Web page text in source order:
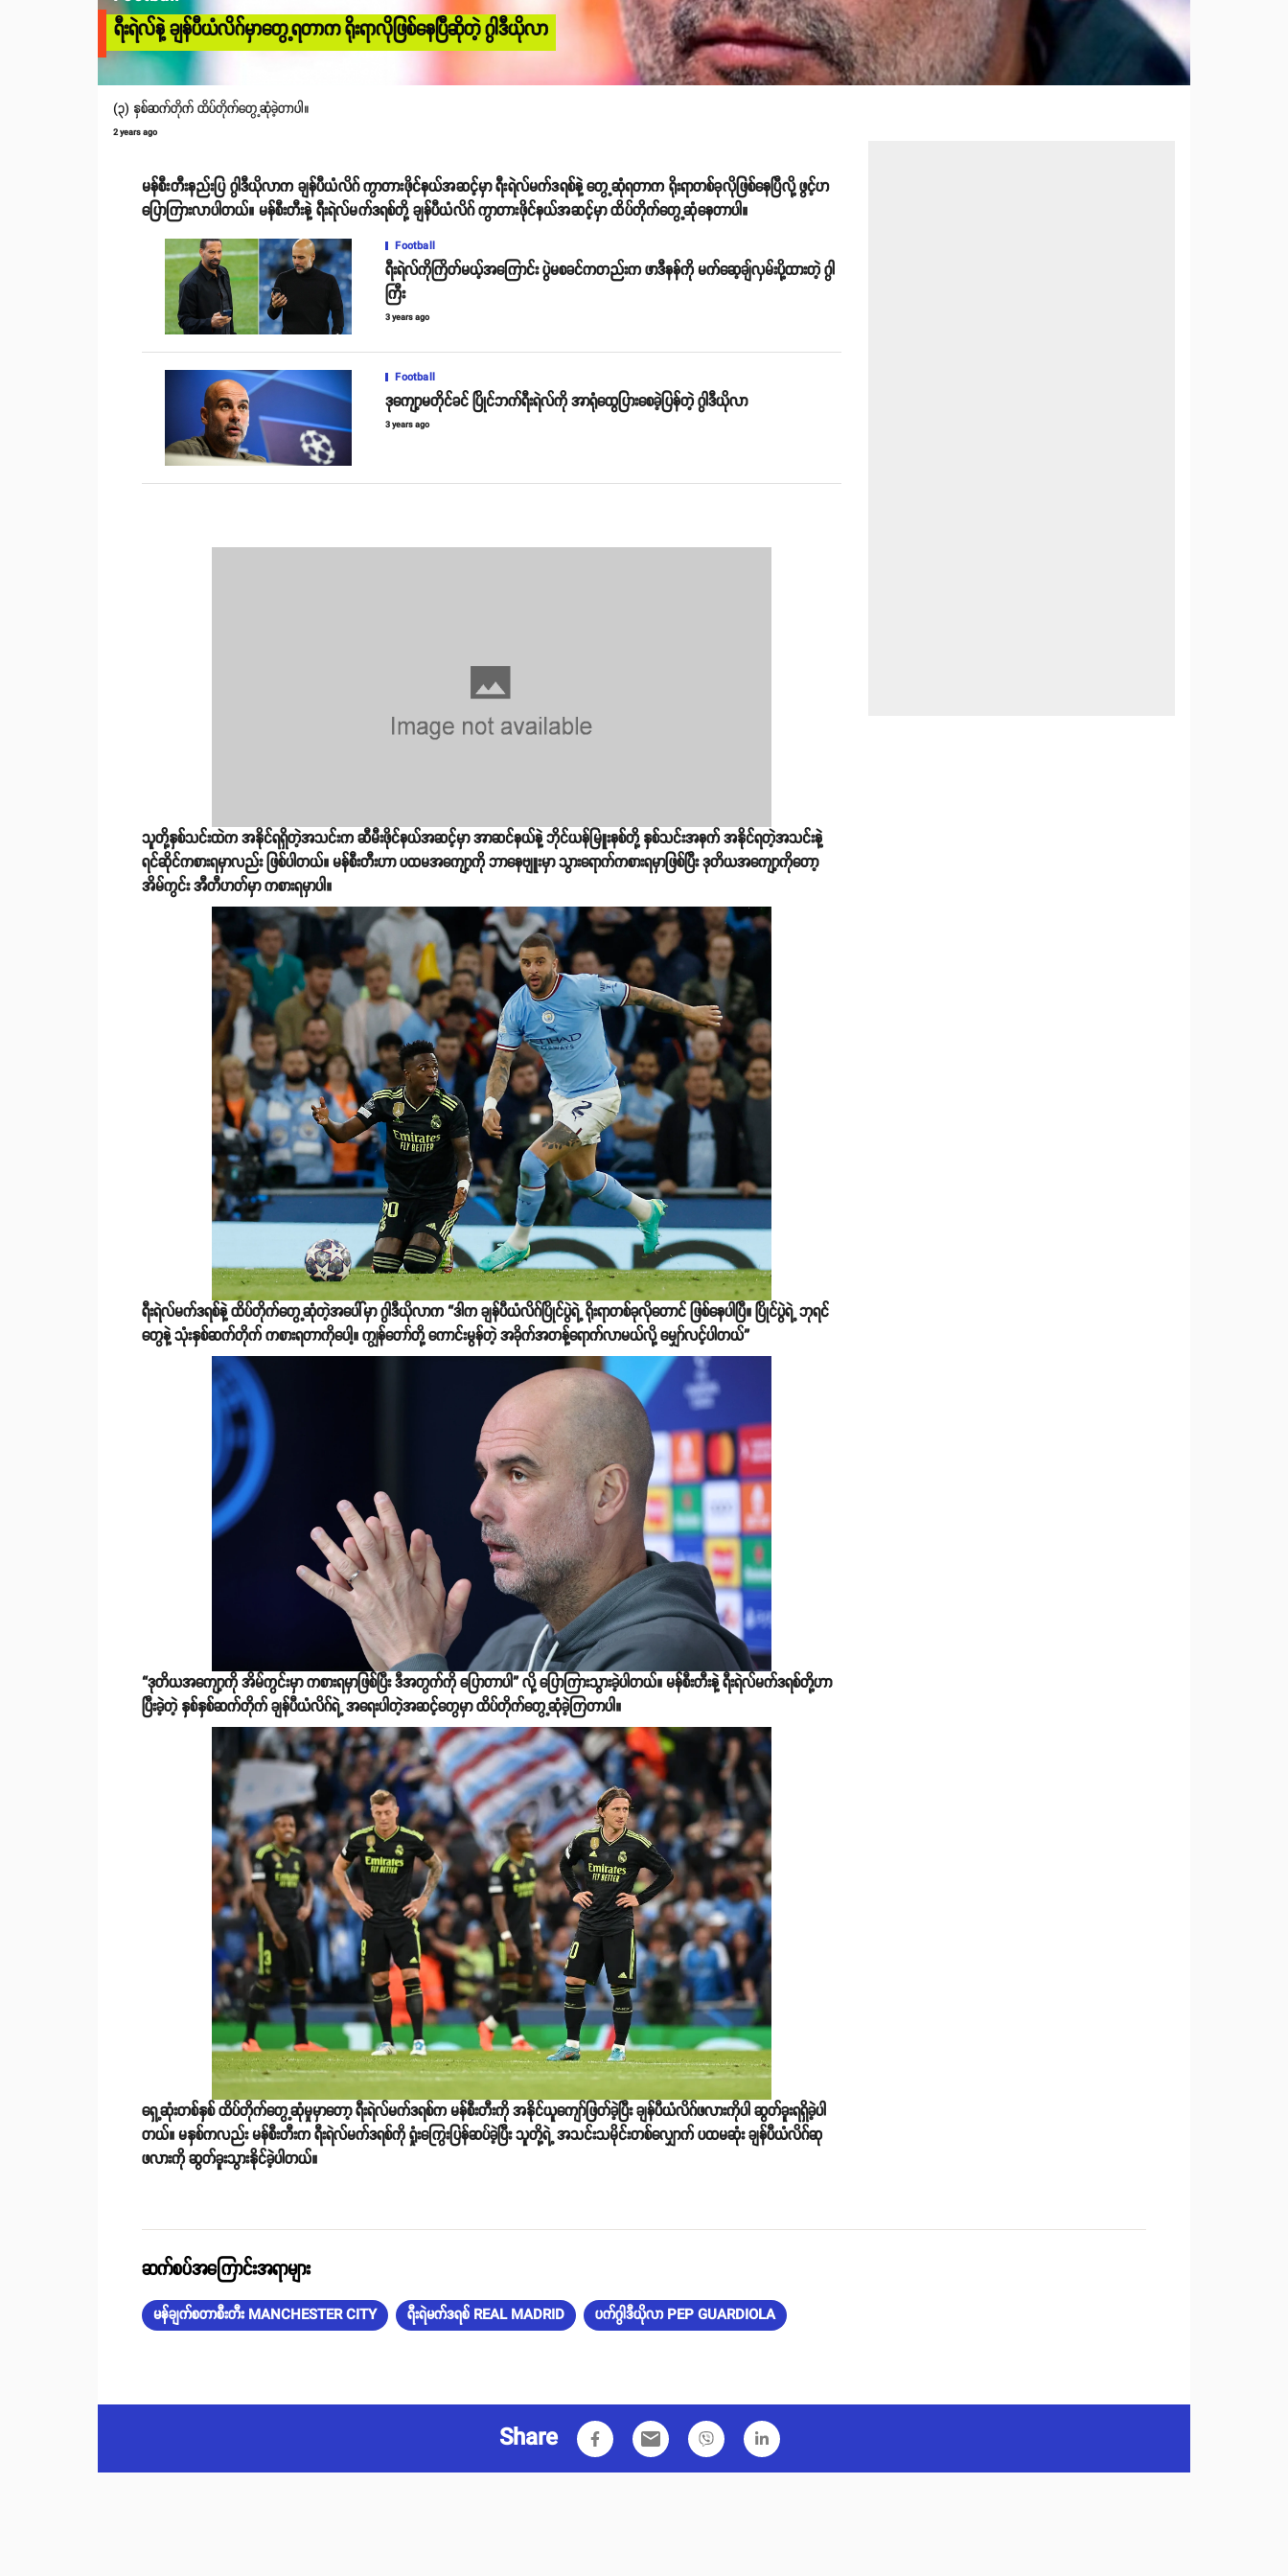
ရီးရဲလ်နဲ့ ချန်ပီယံလိဂ်မှာတွေ့ရတာက ရိုးရာလိုဖြစ်နေပြီဆိုတဲ့ ဂွါဒီယိုလာ
(၃) နှစ်ဆက်တိုက် ထိပ်တိုက်တွေ့ဆုံခဲ့တာပါ။
2 years ago
မန်စီးတီးနည်းပြ ဂွါဒီယိုလာက ချန်ပီယံလိဂ် ကွာတားဖိုင်နယ်အဆင့်မှာ ရီးရဲလ်မက်ဒရစ်နဲ့ တွေ့ဆုံရတာက ရိုးရာတစ်ခုလိုဖြစ်နေပြီလို့ ဖွင့်ဟ
ပြောကြားလာပါတယ်။ မန်စီးတီးနဲ့ ရီးရဲလ်မက်ဒရစ်တို့ ချန်ပီယံလိဂ် ကွာတားဖိုင်နယ်အဆင့်မှာ ထိပ်တိုက်တွေ့ဆုံနေတာပါ။
Football
ရီးရဲလ်ကိုကြိတ်မယ့်အကြောင်း ပွဲမစခင်ကတည်းက ဖာဒီနန်ကို မက်ဆေ့ချ်လှမ်းပို့ထားတဲ့ ဂွါ
ကြီး
3 years ago
Football
ဒုကျော့မတိုင်ခင် ပြိုင်ဘက်ရီးရဲလ်ကို အာရုံထွေပြားစေခဲ့ပြန်တဲ့ ဂွါဒီယိုလာ
3 years ago
သူတို့နှစ်သင်းထဲက အနိုင်ရရှိတဲ့အသင်းက ဆီမီးဖိုင်နယ်အဆင့်မှာ အာဆင်နယ်နဲ့ ဘိုင်ယန်မြူးနစ်တို့ နှစ်သင်းအနက် အနိုင်ရတဲ့အသင်းနဲ့
ရင်ဆိုင်ကစားရမှာလည်း ဖြစ်ပါတယ်။ မန်စီးတီးဟာ ပထမအကျော့ကို ဘာနေဗျူးမှာ သွားရောက်ကစားရမှာဖြစ်ပြီး ဒုတိယအကျော့ကိုတော့
အိမ်ကွင်း အီတီဟတ်မှာ ကစားရမှာပါ။
ရီးရဲလ်မက်ဒရစ်နဲ့ ထိပ်တိုက်တွေ့ဆုံတဲ့အပေါ်မှာ ဂွါဒီယိုလာက “ဒါက ချန်ပီယံလိဂ်ပြိုင်ပွဲရဲ့ ရိုးရာတစ်ခုလိုတောင် ဖြစ်နေပါပြီ။ ပြိုင်ပွဲရဲ့ ဘုရင်
တွေနဲ့ သုံးနှစ်ဆက်တိုက် ကစားရတာကိုပေါ့။ ကျွန်တော်တို့ ကောင်းမွန်တဲ့ အခိုက်အတန့်ရောက်လာမယ်လို့ မျှော်လင့်ပါတယ်”
“ဒုတိယအကျော့ကို အိမ်ကွင်းမှာ ကစားရမှာဖြစ်ပြီး ဒီအတွက်ကို ပြောတာပါ” လို့ ပြောကြားသွားခဲ့ပါတယ်။ မန်စီးတီးနဲ့ ရီးရဲလ်မက်ဒရစ်တို့ဟာ
ပြီးခဲ့တဲ့ နှစ်နှစ်ဆက်တိုက် ချန်ပီယံလိဂ်ရဲ့ အရေးပါတဲ့အဆင့်တွေမှာ ထိပ်တိုက်တွေ့ဆုံခဲ့ကြတာပါ။
ရှေ့ဆုံးတစ်နှစ် ထိပ်တိုက်တွေ့ဆုံမှုမှာတော့ ရီးရဲလ်မက်ဒရစ်က မန်စီးတီးကို အနိုင်ယူကျော်ဖြတ်ခဲ့ပြီး ချန်ပီယံလိဂ်ဖလားကိုပါ ဆွတ်ခူးရရှိခဲ့ပါ
တယ်။ မနှစ်ကလည်း မန်စီးတီးက ရီးရဲလ်မက်ဒရစ်ကို ရှုံးကြွေးပြန်ဆပ်ခဲ့ပြီး သူတို့ရဲ့ အသင်းသမိုင်းတစ်လျှောက် ပထမဆုံး ချန်ပီယံလိဂ်ဆု
ဖလားကို ဆွတ်ခူးသွားနိုင်ခဲ့ပါတယ်။
ဆက်စပ်အကြောင်းအရာများ
မန်ချက်စတာစီးတီး MANCHESTER CITY ရီးရဲမက်ဒရစ် REAL MADRID ပက်ဂွါဒီယိုလာ PEP GUARDIOLA
Share email